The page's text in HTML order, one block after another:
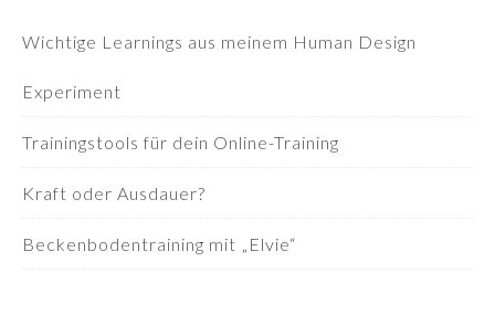
Wichtige Learnings aus meinem Human Design
Experiment
Trainingstools für dein Online-Training
Kraft oder Ausdauer?
Beckenbodentraining mit „Elvie“